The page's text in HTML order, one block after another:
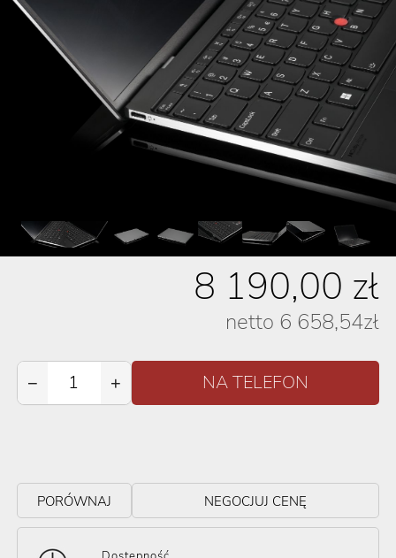
8 190,00 zł
netto 6 658,54zł
− +
PORÓWNAJ NEGOCJUJ CENĘ